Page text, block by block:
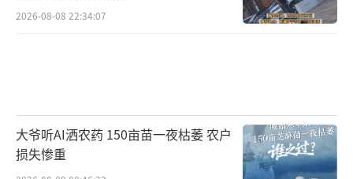
2026-08-08 22:34:07
大爷听AI洒农药 150亩苗一夜枯萎 农户
损失惨重